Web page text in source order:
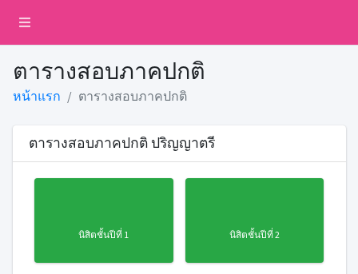
ตารางสอบภาคปกติ
หน้าแรก ตารางสอบภาคปกติ
ตารางสอบภาคปกติ ปริญญาตรี
นิสิตชั้นปีที่ 1 นิสิตชั้นปีที่ 2